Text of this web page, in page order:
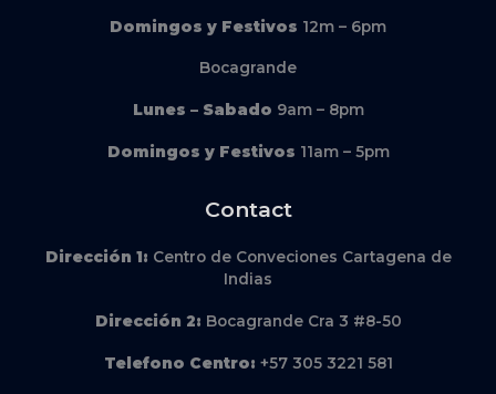
Domingos y Festivos 12m – 6pm
Bocagrande
Lunes – Sabado 9am – 8pm
Domingos y Festivos 11am – 5pm
Contact
Dirección 1: Centro de Conveciones Cartagena de
Indias
Dirección 2: Bocagrande Cra 3 #8-50
Telefono Centro: +57 305 3221 581